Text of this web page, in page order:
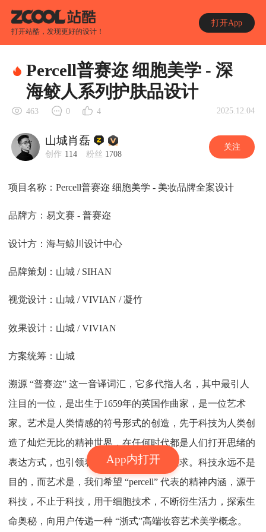
打开站酷，发现更好的设计！
打开App
App内打开
Percell普赛迩 细胞美学 - 深
海鲛人系列护肤品设计
463 0 4 2025.12.04
山城肖磊
创作 114 粉丝 1708
关注
项目名称：Percell普赛迩 细胞美学 - 美妆品牌全案设计
品牌方：易文赛 - 普赛迩
设计方：海与鲸川设计中心
品牌策划：山城 / SIHAN
视觉设计：山城 / VIVIAN / 凝竹
效果设计：山城 / VIVIAN
方案统筹：山城
溯源 “普赛迩” 这一音译词汇，它多代指人名，其中最引人
注目的一位，是出生于1659年的英国作曲家，是一位艺术
家。艺术是人类情感的符号形式的创造，先于科技为人类创
造了灿烂无比的精神世界，在任何时代都是人们打开思绪的
表达方式，也引领着人们对科技进步的追求。科技永远不是
目的，而艺术是，我们希望 “percell” 代表的精神内涵，源于
科技，不止于科技，用干细胞技术，不断衍生活力，探索生
命奥秘，向用户传递一种 “浙式”高端妆容艺术美学概念。